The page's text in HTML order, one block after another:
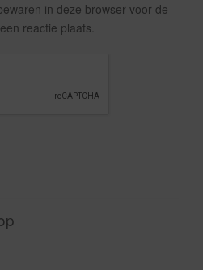
in deze browser voor de
reactie plaats.